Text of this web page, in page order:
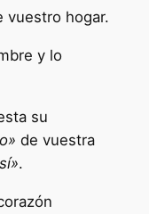
vuestro hogar.
y lo
su
de vuestra
.